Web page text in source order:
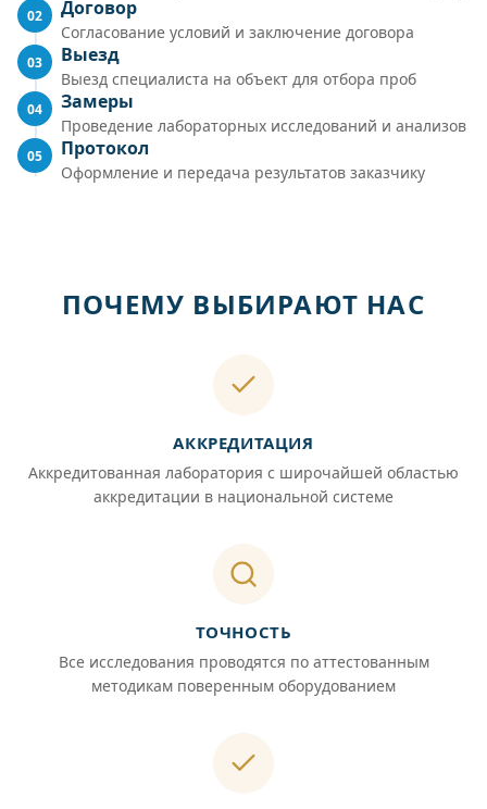
02 Договор
Согласование условий и заключение договора
03 Выезд
Выезд специалиста на объект для отбора проб
04 Замеры
Проведение лабораторных исследований и анализов
05 Протокол
Оформление и передача результатов заказчику
ПОЧЕМУ ВЫБИРАЮТ НАС
АККРЕДИТАЦИЯ
Аккредитованная лаборатория с широчайшей областью
аккредитации в национальной системе
ТОЧНОСТЬ
Все исследования проводятся по аттестованным
методикам поверенным оборудованием